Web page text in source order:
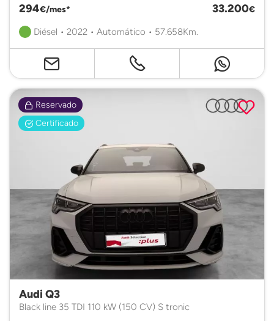
294€/mes* 33.200€
Diésel • 2022 • Automático • 57.658Km.
Reservado
Certificado
Audi Q3
Black line 35 TDI 110 kW (150 CV) S tronic